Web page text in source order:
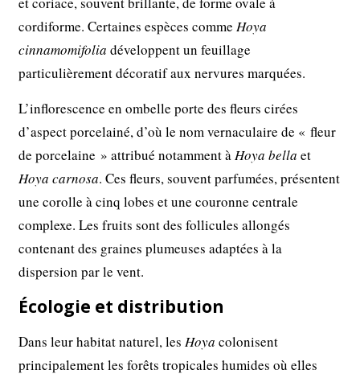
cordiforme. Certaines espèces commeHoya
cinnamomifolia développent un feuillage
particulièrement décoratif aux nervures marquées.
L’inflorescence en ombelle porte des fleurs cirées
d’aspect porcelainé, d’où le nom vernaculaire de « fleur
de porcelaine » attribué notamment àHoya bella et
Hoya carnosa. Ces fleurs, souvent parfumées, présentent
une corolle à cinq lobes et une couronne centrale
complexe. Les fruits sont des follicules allongés
contenant des graines plumeuses adaptées à la
dispersion par le vent.
Écologie et distribution
Dans leur habitat naturel, lesHoya colonisent
principalement les forêts tropicales humides où elles